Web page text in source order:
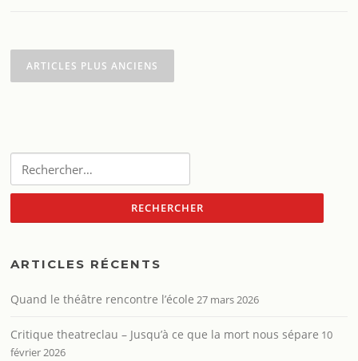
des
articles
ARTICLES PLUS ANCIENS
ARTICLES RÉCENTS
Quand le théâtre rencontre l’école 27 mars 2026
Critique theatreclau – Jusqu’à ce que la mort nous sépare 10
février 2026